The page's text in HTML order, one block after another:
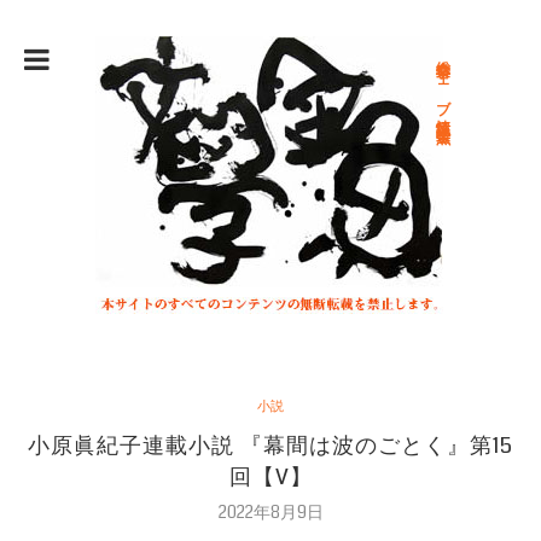
総合文学ウェブ情報誌 文学金魚
小説
小原眞紀子連載小説 『幕間は波のごとく』第15
回【V】
2022年8月9日